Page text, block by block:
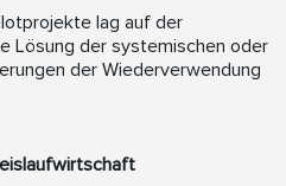
lag auf der
Lösung der systemischen oder
der Wiederverwendung